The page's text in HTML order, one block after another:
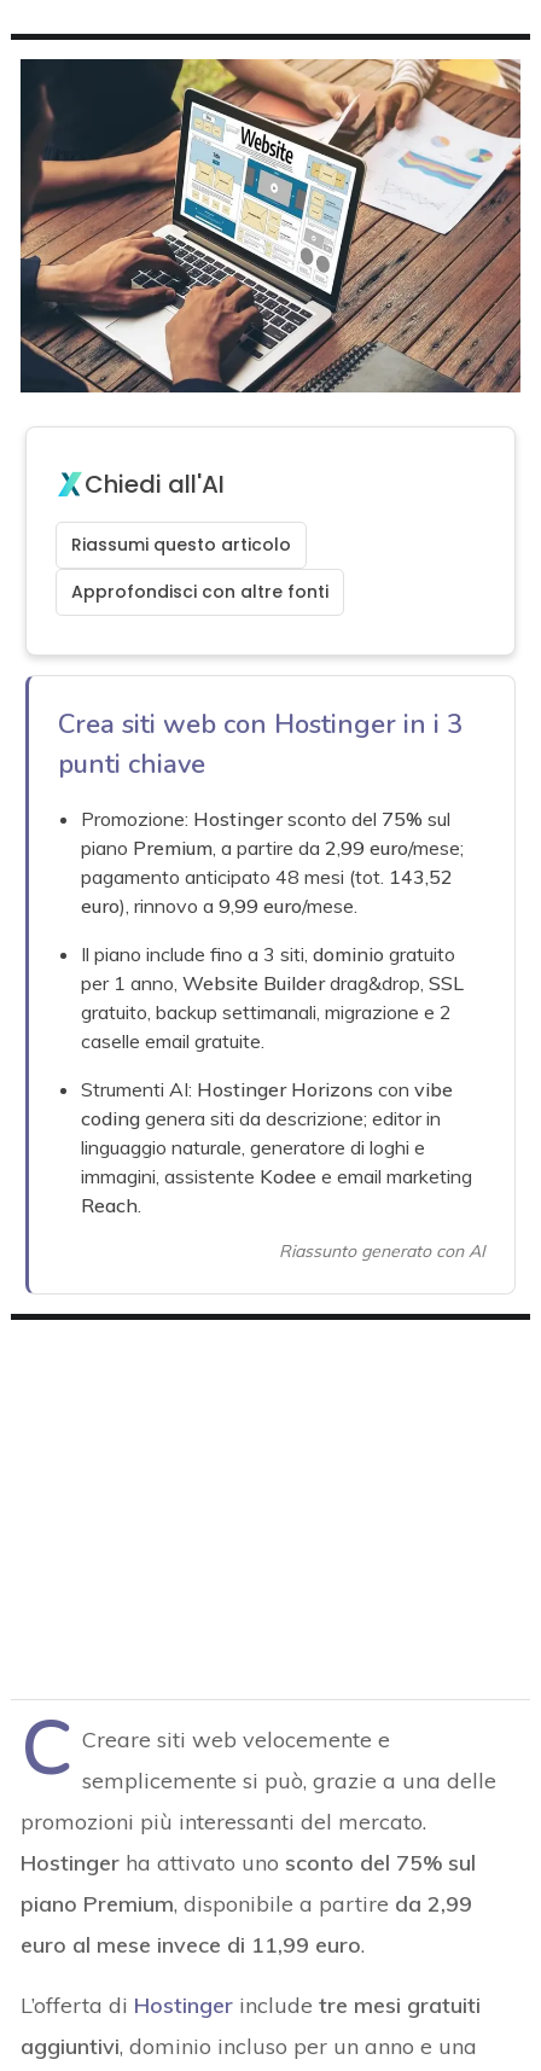
Chiedi all'AI
Riassumi questo articolo
Approfondisci con altre fonti
Crea siti web con Hostinger in i 3
punti chiave
Promozione: Hostingersconto del 75% sul
piano Premium , a partire da2,99 euro/mese;
pagamento anticipato 48 mesi (tot. 143,52
euro), rinnovo a9,99 euro/mese.
Il piano include fino a 3 siti,dominio gratuito
per 1 anno,Website Builderdrag&drop,SSL
gratuito, backup settimanali, migrazione e 2
caselle email gratuite.
Strumenti AI: Hostinger Horizons convibe
coding genera siti da descrizione; editor in
linguaggio naturale, generatore di loghi e
immagini, assistente Kodee e email marketing
Reach
Riassunto generato con AI
C Creare siti web velocemente e
semplicemente si può, grazie a una delle
promozioni più interessanti del mercato.
Hostinger ha attivato uno sconto del 75% sul
piano Premium, disponibile a partire da 2,99
euro al mese invece di 11,99 euro.
L’offerta di Hostinger includetre mesi gratuiti
aggiuntivi, dominio incluso per un anno e una